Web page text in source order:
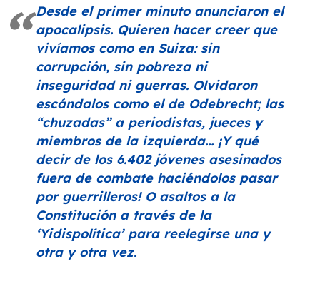
Desde el primer minuto anunciaron el
apocalipsis. Quieren hacer creer que
vivíamos como en Suiza: sin
corrupción, sin pobreza ni
inseguridad ni guerras. Olvidaron
escándalos como el de Odebrecht; las
“chuzadas”a periodistas, jueces y
miembros de la izquierda… ¡Y qué
decir de los 6.402 jóvenes asesinados
fuera de combate haciéndolos pasar
por guerrilleros! O asaltos a la
Constitución a través de la
‘Yidispolítica’para reelegirse una y
otra y otra vez.